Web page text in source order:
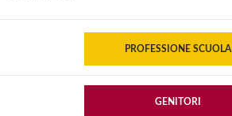
PROFESSIONE SCUOLA
GENITORI